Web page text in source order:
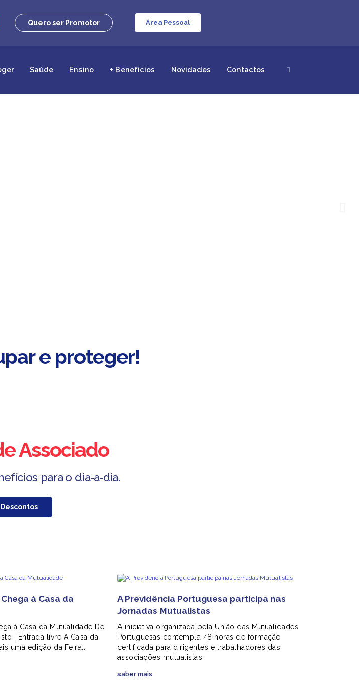
Quero ser Promotor Área Pessoal
Saúde Ensino + Benefícios Novidades Contactos
e proteger!
Associado
para o dia-a-dia.
Descontos
à Casa da
à Casa da Mutualidade De
| Entrada livre A Casa da
uma edição da Feira...
A Previdência Portuguesa participa nas
Jornadas Mutualistas
A iniciativa organizada pela União das Mutualidades
Portuguesas contempla 48 horas de formação
certificada para dirigentes e trabalhadores das
associações mutualistas.
saber mais